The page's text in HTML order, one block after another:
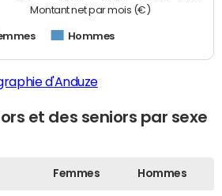
Montant net par mois (€)
Hommes
d'Anduze
et des seniors par sexe
Femmes Hommes